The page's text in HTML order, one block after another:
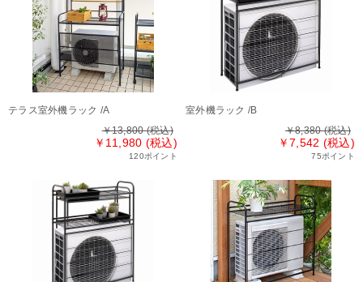
テラス室外機ラック /A
￥13,800(税込)
￥11,980 (税込)
120ポイント
室外機ラック /B
￥8,380(税込)
￥7,542 (税込)
75ポイント